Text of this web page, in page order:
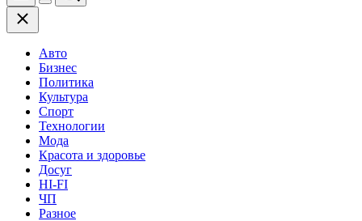
Цвет
Закрыть
Авто
Бизнес
Политика
Культура
Спорт
Технологии
Мода
Красота и здоровье
Досуг
HI-FI
ЧП
Разное